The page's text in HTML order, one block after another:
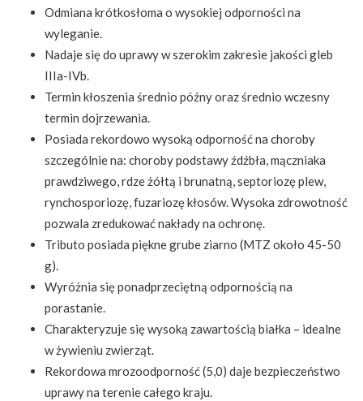
Odmiana krótkosłoma o wysokiej odporności na
wyleganie.
Nadaje się do uprawy w szerokim zakresie jakości gleb
IIIa-IVb.
Termin kłoszenia średnio późny oraz średnio wczesny
termin dojrzewania.
Posiada rekordowo wysoką odporność na choroby
szczególnie na: choroby podstawy źdźbła, mączniaka
prawdziwego, rdze żółtą i brunatną, septoriozę plew,
rynchosporiozę, fuzariozę kłosów. Wysoka zdrowotność
pozwala zredukować nakłady na ochronę.
Tributo posiada piękne grube ziarno (MTZ około 45-50
g).
Wyróżnia się ponadprzeciętną odpornością na
porastanie.
Charakteryzuje się wysoką zawartością białka – idealne
w żywieniu zwierząt.
Rekordowa mrozoodporność (5,0) daje bezpieczeństwo
uprawy na terenie całego kraju.